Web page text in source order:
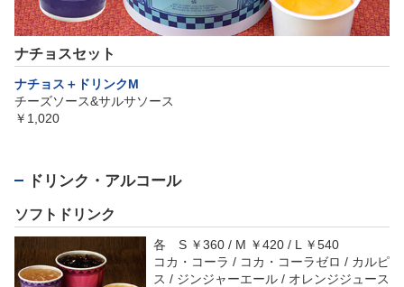
ナチョスセット
ナチョス＋ドリンクM
チーズソース&サルサソース
￥1,020
ドリンク・アルコール
ソフトドリンク
各 S ￥360 / M ￥420 / L ￥540
コカ・コーラ / コカ・コーラゼロ / カルピ
ス / ジンジャーエール / オレンジジュース